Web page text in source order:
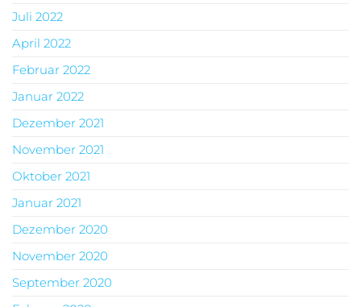
Juli 2022
April 2022
Februar 2022
Januar 2022
Dezember 2021
November 2021
Oktober 2021
Januar 2021
Dezember 2020
November 2020
September 2020